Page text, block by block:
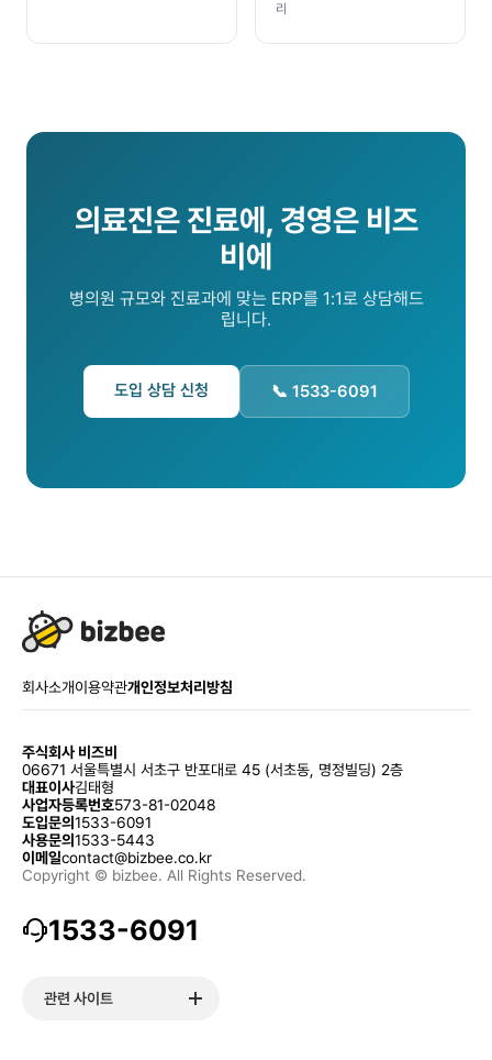
리
의료진은 진료에, 경영은 비즈
비에
병의원 규모와 진료과에 맞는 ERP를 1:1로 상담해드
립니다.
도입 상담 신청 📞 1533-6091
회사소개이용약관개인정보처리방침
주식회사 비즈비
06671 서울특별시 서초구 반포대로 45 (서초동, 명정빌딩) 2층
대표이사김태형
사업자등록번호573-81-02048
도입문의1533-6091
사용문의1533-5443
이메일contact@bizbee.co.kr
Copyright © bizbee. All Rights Reserved.
1533-6091
관련 사이트